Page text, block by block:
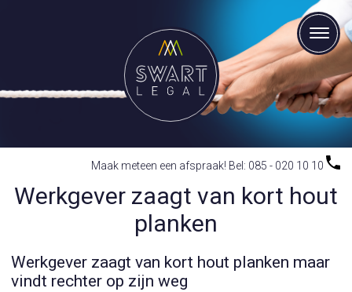
Maak meteen een afspraak! Bel: 085 - 020 10 10
Werkgever zaagt van kort hout
planken
Werkgever zaagt van kort hout planken maar
vindt rechter op zijn weg